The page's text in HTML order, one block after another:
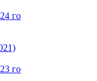
го
го